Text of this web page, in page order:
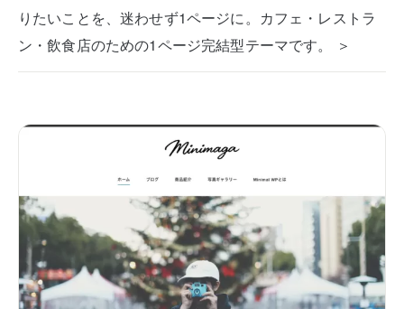
りたいことを、迷わせず1ページに。カフェ・レストラ
ン・飲食店のための1ページ完結型テーマです。 ＞